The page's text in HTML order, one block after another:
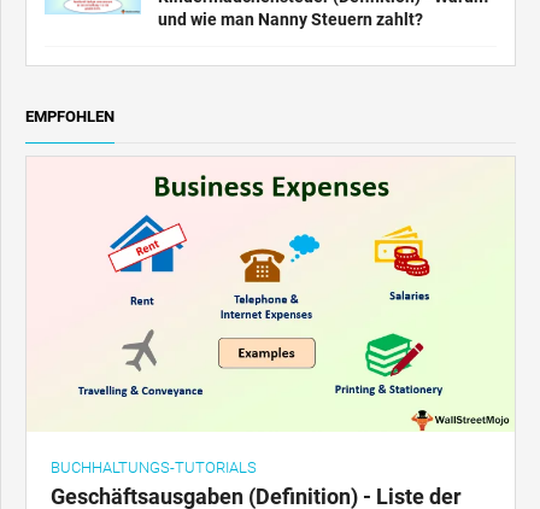
und wie man Nanny Steuern zahlt?
EMPFOHLEN
BUCHHALTUNGS-TUTORIALS
Geschäftsausgaben (Definition) - Liste der